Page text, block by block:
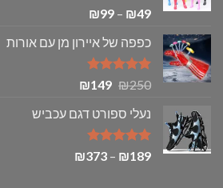
דורג
5.00
₪49
–
₪99
עד
כפפה של איירון מן עם אורות
דורג5.00₪250
המחיר
היה:
₪250.
₪149
המחיר
הוא:
נעלי ספורט דגם עכביש
דורג5.00₪189
–
₪373